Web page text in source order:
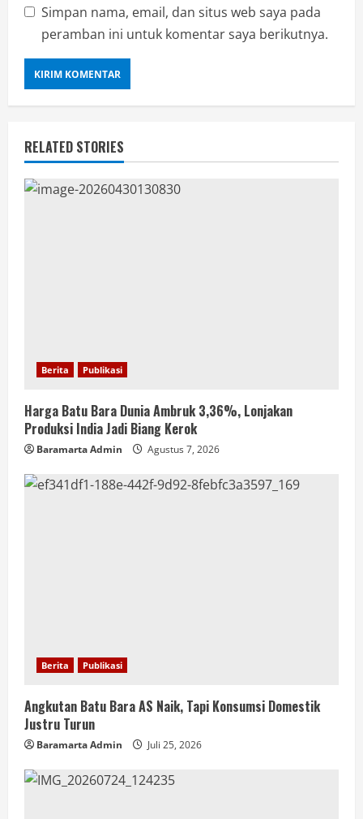
Simpan nama, email, dan situs web saya pada
peramban ini untuk komentar saya berikutnya.
RELATED STORIES
Berita Publikasi
Harga Batu Bara Dunia Ambruk 3,36%, Lonjakan
Produksi India Jadi Biang Kerok
Baramarta Admin Agustus 7, 2026
Berita Publikasi
Angkutan Batu Bara AS Naik, Tapi Konsumsi Domestik
Justru Turun
Baramarta Admin Juli 25, 2026